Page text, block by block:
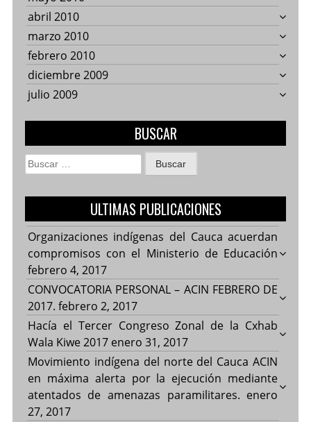
abril 2010
marzo 2010
febrero 2010
diciembre 2009
julio 2009
BUSCAR
Buscar:
ULTIMAS PUBLICACIONES
Organizaciones indígenas del Cauca acuerdan
compromisos con el Ministerio de Educación
febrero 4, 2017
CONVOCATORIA PERSONAL – ACIN FEBRERO DE
2017. febrero 2, 2017
Hacía el Tercer Congreso Zonal de la Cxhab
Wala Kiwe 2017 enero 31, 2017
Movimiento indígena del norte del Cauca ACIN
en máxima alerta por la ejecución mediante
atentados de amenazas paramilitares. enero
27, 2017